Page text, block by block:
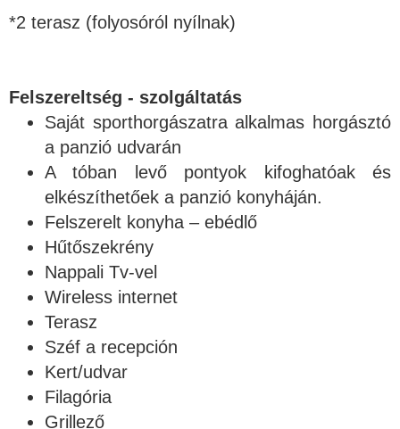
*2 terasz (folyosóról nyílnak)
Felszereltség - szolgáltatás
Saját sporthorgászatra alkalmas horgásztó
a panzió udvarán
A tóban levő pontyok kifoghatóak és
elkészíthetőek a panzió konyháján.
Felszerelt konyha – ebédlő
Hűtőszekrény
Nappali Tv-vel
Wireless internet
Terasz
Széf a recepción
Kert/udvar
Filagória
Grillező